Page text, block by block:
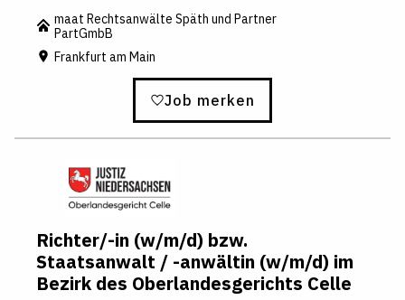
maat Rechtsanwälte Späth und Partner
PartGmbB
Frankfurt am Main
Job merken
Richter/-in (w/m/d) bzw.
Staatsanwalt / -anwältin (w/m/d) im
Bezirk des Oberlandesgerichts Celle